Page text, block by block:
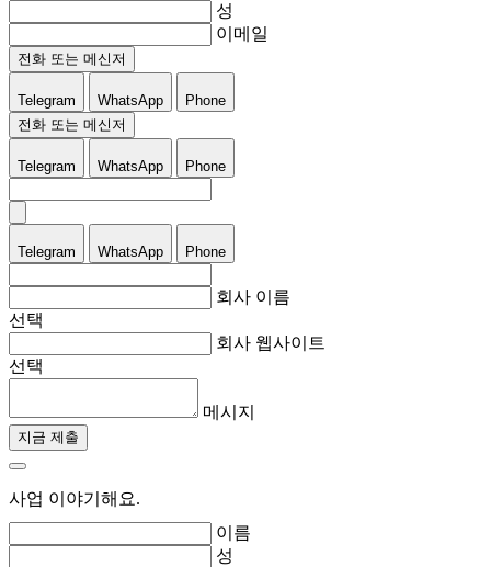
성
이메일
전화 또는 메신저
Telegram WhatsApp
Phone
전화 또는 메신저
Telegram WhatsApp Phone
Telegram WhatsApp Phone
회사 이름
선택
회사 웹사이트
선택
메시지
지금 제출
사업 이야기해요.
이름
성